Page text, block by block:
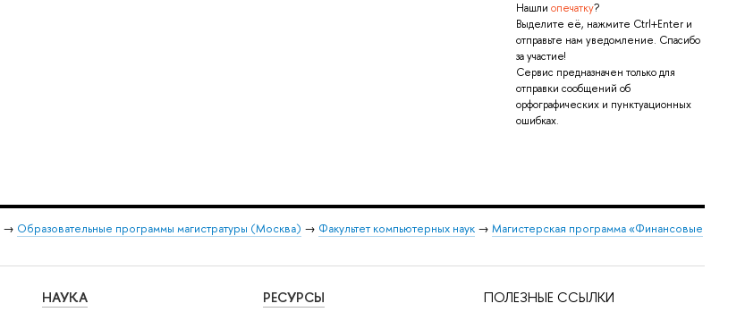
Нашли опечатку?
Выделите её, нажмите Ctrl+Enter и
отправьте нам уведомление. Спасибо
за участие!
Сервис предназначен только для
отправки сообщений об
орфографических и пунктуационных
ошибках.
→ Образовательные программы магистратуры (Москва) → Факультет компьютерных наук→ Магистерская программа «Финансовые
НАУКА РЕСУРСЫ ПОЛЕЗНЫЕ ССЫЛКИ